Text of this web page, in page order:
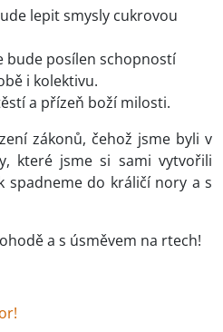
lepit smysly cukrovou
bude posílen schopností
i kolektivu.
a přízeň boží milosti.
zákonů, čehož jsme byli v
které jsme si sami vytvořili
spadneme do králičí nory a s
a s úsměvem na rtech!